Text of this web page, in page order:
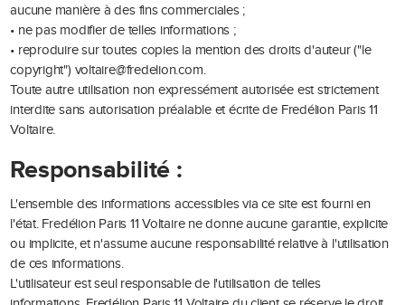
aucune manière à des fins commerciales ;
• ne pas modifier de telles informations ;
• reproduire sur toutes copies la mention des droits d'auteur ("le
copyright") voltaire@fredelion.com.
Toute autre utilisation non expressément autorisée est strictement
interdite sans autorisation préalable et écrite de Fredélion Paris 11
Voltaire.
Responsabilité :
L'ensemble des informations accessibles via ce site est fourni en
l'état. Fredélion Paris 11 Voltaire ne donne aucune garantie, explicite
ou implicite, et n'assume aucune responsabilité relative à l'utilisation
de ces informations.
L'utilisateur est seul responsable de l'utilisation de telles